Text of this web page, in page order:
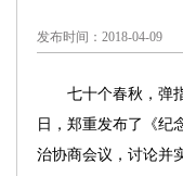
发布时间：2018-04-09
七十个春秋，弹指
日，郑重发布了《纪
治协商会议，讨论并